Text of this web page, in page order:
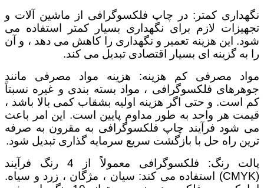
نگهداری کمتر: در چاپ فلكسوگرافی از ماشین آلات و
تجهیزات لازم برای نگهداری بسیار كمتر استفاده می
شود. این هزینه تعمیر و نگهداری را کاهش می دهد ، و آن
را به گزینه ای بسیار اقتصادی تبدیل می کند.
مواد مصرفی کم هزینه: هزینه مواد مصرفی مانند
جوهرهای فلکسوگرافی ، مواد بسته بندی و غیره نسبتاً
کم است. و حتی اگر هزینه اولیه بشقاب کمی بالا باشد ،
قیمت هر واحد به طور مداوم پایین است. این امر باعث
می شود فرآیند چاپ فلكسوگرافی به مقرون به صرفه
ترین راه حل با بازگشت سریع سرمایه گذاری تبدیل شود.
پالت رنگ: فلکسوگرافی معمولاً از 4 رنگ فرآیند
(CMYK) استفاده می کند: سیان ، مژگان ، زرد و سیاه.